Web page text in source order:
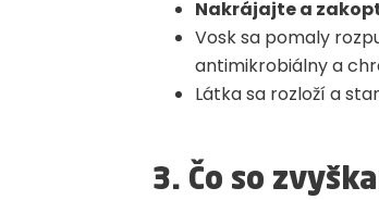
Nakrájajte a
Vosk sa pomaly
antimikrobiálny a
Látka sa rozloží a
3. Čo so